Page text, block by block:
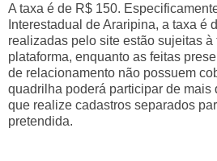
A taxa é de R$ 150.
Interestadual de Araripina, a taxa é
realizadas pelo site estão sujeitas
plataforma, enquanto as feitas
de relacionamento não possuem
quadrilha poderá participar de mais
que realize cadastros separados
pretendida.